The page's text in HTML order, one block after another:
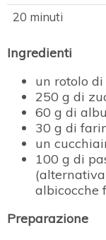
20 minuti
Ingredienti
un rotolo
250 g di
60 g di
30 g di
un
100 g di
albicocche
Preparazione